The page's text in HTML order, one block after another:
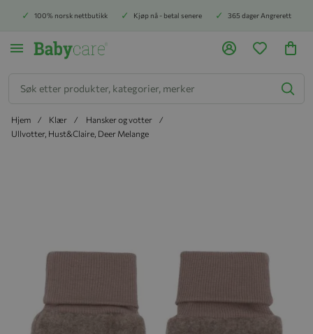
100% norsk nettbutikk Kjøp nå - betal senere 365 dager Angrerett
Hjem Klær
Hansker og votter
Ullvotter, Hust&Claire, Deer Melange